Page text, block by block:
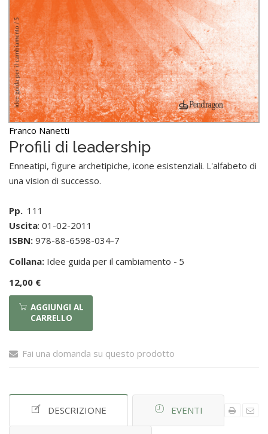
Franco Nanetti
Profili di leadership
Enneatipi, figure archetipiche, icone esistenziali. L'alfabeto di
una vision di successo.
Pp. 111
Uscita: 01-02-2011
ISBN: 978-88-6598-034-7
Collana: Idee guida per il cambiamento - 5
12,00 €
AGGIUNGI AL
CARRELLO
Fai una domanda su questo prodotto
DESCRIZIONE EVENTI